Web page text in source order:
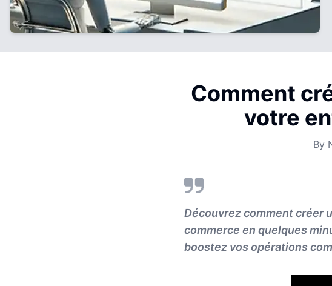
Comment
votre
By
Découvrez comment créer
commerce en quelques
boostez vos opérations